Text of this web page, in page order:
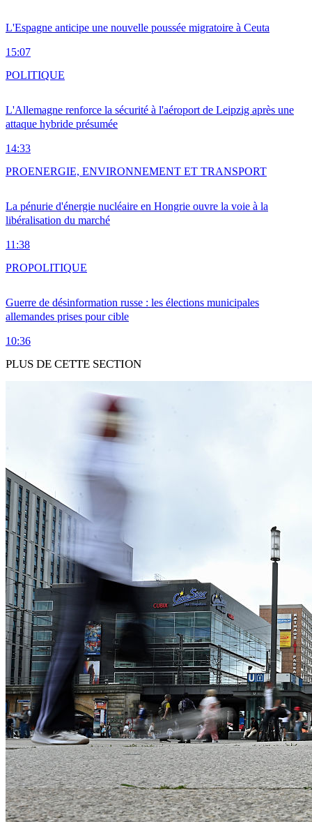
L'Espagne anticipe une nouvelle poussée migratoire à Ceuta
15:07
L'Allemagne renforce la sécurité à l'aéroport de Leipzig après une
attaque hybride présumée
14:33
POLITIQUE
La pénurie d'énergie nucléaire en Hongrie ouvre la voie à la
libéralisation du marché
11:38
PROENERGIE, ENVIRONNEMENT ET TRANSPORT
Guerre de désinformation russe : les élections municipales
allemandes prises pour cible
10:36
PROPOLITIQUE
PLUS DE CETTE SECTION